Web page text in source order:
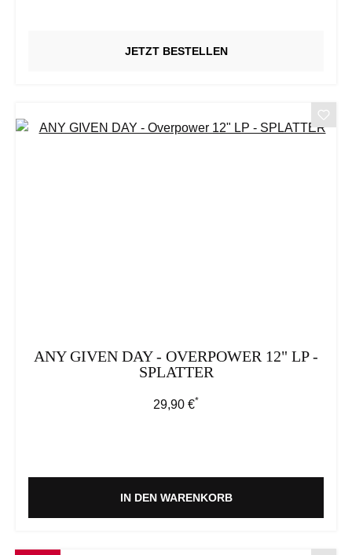
JETZT BESTELLEN
ANY GIVEN DAY - OVERPOWER 12" LP -
SPLATTER
Regulärer Preis:
29,90 €*
IN DEN WARENKORB